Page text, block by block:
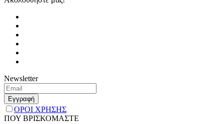
Newsletter
ΟΡΟΙ ΧΡΗΣΗΣ
ΠΟΥ ΒΡΙΣΚΟΜΑΣΤΕ